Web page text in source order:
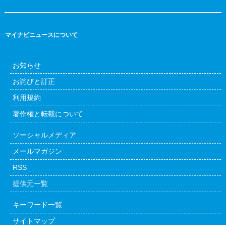
マイナビニュースについて
お知らせ
お詫びと訂正
利用規約
著作権と転載について
ソーシャルメディア
メールマガジン
RSS
提供元一覧
キーワード一覧
サイトマップ